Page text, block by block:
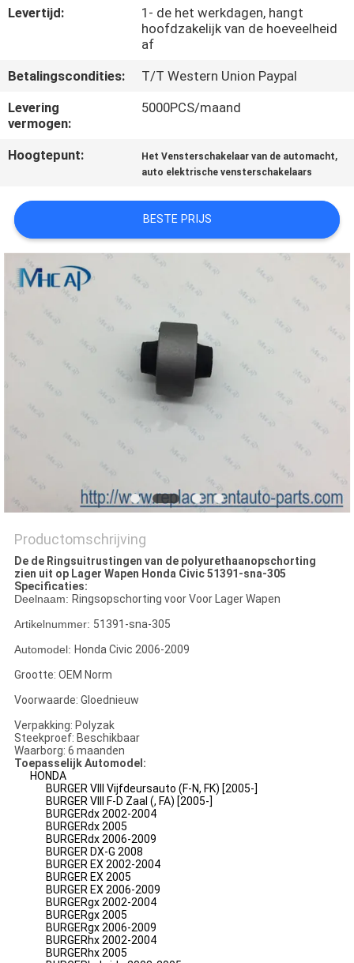
VERZOEK
EEN
SITEMAP
PRIVACY
POLICY
Levertijd:
1- de het werkdagen, hangt
hoofdzakelijk van de hoeveelheid
af
Betalingscondities:
T/T Western Union Paypal
Levering
vermogen:
5000PCS/maand
Hoogtepunt: Het Vensterschakelaar van de automacht,
auto elektrische vensterschakelaars
BESTE PRIJS
Productomschrijving
De de Ringsuitrustingen van de polyurethaanopschorting
zien uit op Lager Wapen Honda Civic 51391-sna-305
Specificaties:
Deelnaam: Ringsopschorting voor Voor Lager Wapen
Artikelnummer: 51391-sna-305
Automodel: Honda Civic 2006-2009
Grootte: OEM Norm
Voorwaarde: Gloednieuw
Verpakking: Polyzak
Steekproef: Beschikbaar
Waarborg: 6 maanden
Toepasselijk Automodel:
HONDA
BURGER VIII Vijfdeursauto (F-N, FK) [2005-]
BURGER VIII F-D Zaal (, FA) [2005-]
BURGERdx 2002-2004
BURGERdx 2005
BURGERdx 2006-2009
BURGER DX-G 2008
BURGER EX 2002-2004
BURGER EX 2005
BURGER EX 2006-2009
BURGERgx 2002-2004
BURGERgx 2005
BURGERgx 2006-2009
BURGERhx 2002-2004
BURGERhx 2005